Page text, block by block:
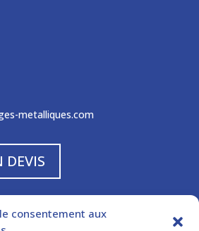
consentement aux
metalliques.com
DEVIS